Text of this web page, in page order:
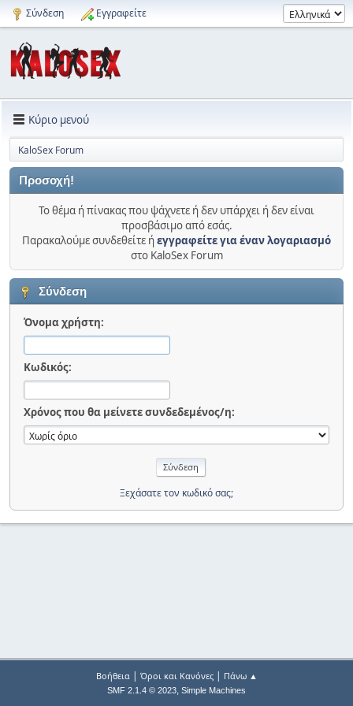
Σύνδεση Εγγραφείτε
Κύριο μενού
KaloSex Forum
Προσοχή!
Το θέμα ή πίνακας που ψάχνετε ή δεν υπάρχει ή δεν είναι
προσβάσιμο από εσάς.
Παρακαλούμε συνδεθείτε ήεγγραφείτε για έναν λογαριασμό
στο KaloSex Forum
Σύνδεση
Όνομα χρήστη:
Κωδικός:
Χρόνος που θα μείνετε συνδεδεμένος/η:
Ξεχάσατε τον κωδικό σας;
Βοήθεια| Όροι και Κανόνες| Πάνω ▲
SMF 2.1.4 © 2023, Simple Machines